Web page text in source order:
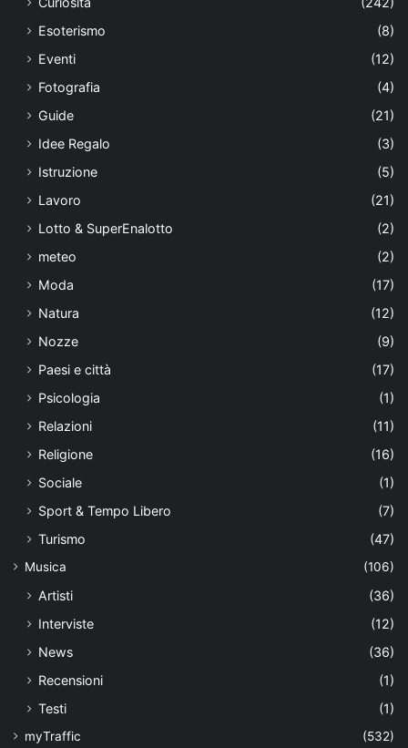
Esoterismo
(8)
Eventi
(12)
Fotografia
(4)
Guide
(21)
Idee Regalo
(3)
Istruzione
(5)
Lavoro
(21)
Lotto & SuperEnalotto
(2)
meteo
(2)
Moda
(17)
Natura
(12)
Nozze
(9)
Paesi e città
(17)
Psicologia
(1)
Relazioni
(11)
Religione
(16)
Sociale
(1)
Sport & Tempo Libero
(7)
Turismo
(47)
Musica (106)
Artisti
(36)
Interviste
(12)
News
(36)
Recensioni
(1)
Testi
(1)
myTraffic
(532)